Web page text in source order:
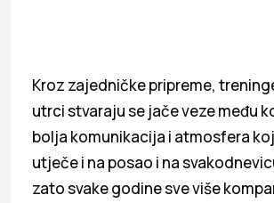
Kroz zajedničke pripreme,
utrci stvaraju se jače veze među
bolja komunikacija i atmosfera
utječe i na posao i na
zato svake godine sve više